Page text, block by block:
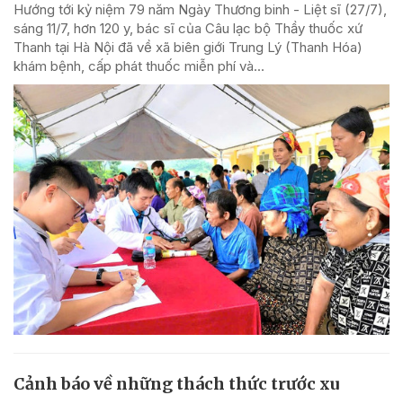
Hướng tới kỷ niệm 79 năm Ngày Thương binh - Liệt sĩ (27/7),
sáng 11/7, hơn 120 y, bác sĩ của Câu lạc bộ Thầy thuốc xứ
Thanh tại Hà Nội đã về xã biên giới Trung Lý (Thanh Hóa)
khám bệnh, cấp phát thuốc miễn phí và...
Cảnh báo về những thách thức trước xu